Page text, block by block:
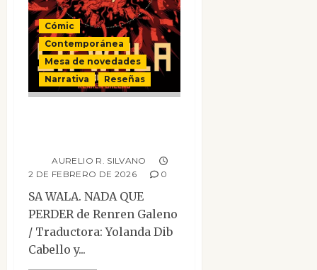
Cómic
Contemporánea
Mesa de novedades
Narrativa
Reseñas
AURELIO R. SILVANO
2 DE FEBRERO DE 2026
0
SA WALA. NADA QUE
PERDER de Renren Galeno
/ Traductora: Yolanda Dib
Cabello y...